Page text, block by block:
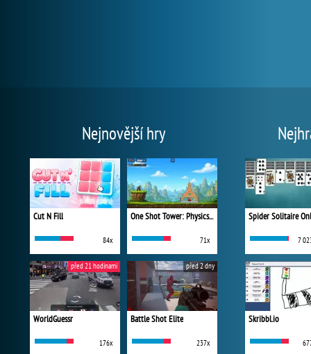
Nejnovější hry
Cut N Fill
84x
One Shot Tower: Physics Destroyer
71x
WorldGuessr
176x
před 21 hodinami
Battle Shot Elite
237x
před 2 dny
Spider Solitaire
7
Skribbl.io